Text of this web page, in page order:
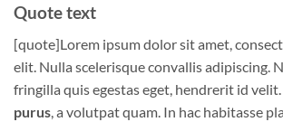
Quote text
[quote]Lorem ipsum dolor sit amet,
elit. Nulla scelerisque convallis adipiscing.
fringilla quis egestas eget, hendrerit id velit.
purus , a volutpat quam. In hac habitasse